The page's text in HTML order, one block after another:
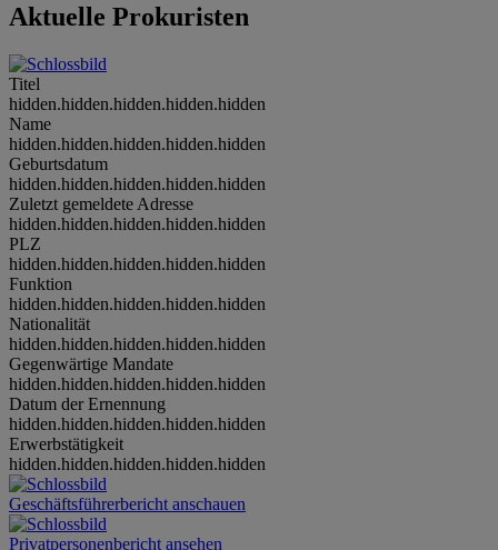
Aktuelle Prokuristen
Titel
hidden.hidden.hidden.hidden.hidden
Name
hidden.hidden.hidden.hidden.hidden
Geburtsdatum
hidden.hidden.hidden.hidden.hidden
Zuletzt gemeldete Adresse
hidden.hidden.hidden.hidden.hidden
PLZ
hidden.hidden.hidden.hidden.hidden
Funktion
hidden.hidden.hidden.hidden.hidden
Nationalität
hidden.hidden.hidden.hidden.hidden
Gegenwärtige Mandate
hidden.hidden.hidden.hidden.hidden
Datum der Ernennung
hidden.hidden.hidden.hidden.hidden
Erwerbstätigkeit
hidden.hidden.hidden.hidden.hidden
Geschäftsführerbericht anschauen
Privatpersonenbericht ansehen